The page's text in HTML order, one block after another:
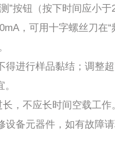
”按钮（按下时间应小于
，可用十字螺丝刀在“
得进行样品黏结；调整
长，不应长时间空载工作
设备元器件，如有故障